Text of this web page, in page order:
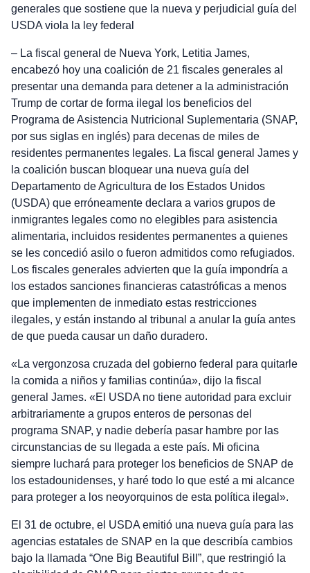
generales que sostiene que la nueva y perjudicial guía del
USDA viola la ley federal
– La fiscal general de Nueva York, Letitia James,
encabezó hoy una coalición de 21 fiscales generales al
presentar una demanda para detener a la administración
Trump de cortar de forma ilegal los beneficios del
Programa de Asistencia Nutricional Suplementaria (SNAP,
por sus siglas en inglés) para decenas de miles de
residentes permanentes legales. La fiscal general James y
la coalición buscan bloquear una nueva guía del
Departamento de Agricultura de los Estados Unidos
(USDA) que erróneamente declara a varios grupos de
inmigrantes legales como no elegibles para asistencia
alimentaria, incluidos residentes permanentes a quienes
se les concedió asilo o fueron admitidos como refugiados.
Los fiscales generales advierten que la guía impondría a
los estados sanciones financieras catastróficas a menos
que implementen de inmediato estas restricciones
ilegales, y están instando al tribunal a anular la guía antes
de que pueda causar un daño duradero.
«La vergonzosa cruzada del gobierno federal para quitarle
la comida a niños y familias continúa», dijo la fiscal
general James. «El USDA no tiene autoridad para excluir
arbitrariamente a grupos enteros de personas del
programa SNAP, y nadie debería pasar hambre por las
circunstancias de su llegada a este país. Mi oficina
siempre luchará para proteger los beneficios de SNAP de
los estadounidenses, y haré todo lo que esté a mi alcance
para proteger a los neoyorquinos de esta política ilegal».
El 31 de octubre, el USDA emitió una nueva guía para las
agencias estatales de SNAP en la que describía cambios
bajo la llamada “One Big Beautiful Bill”, que restringió la